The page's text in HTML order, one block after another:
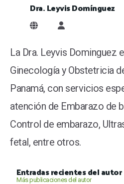
Dra. Leyvis Domínguez
Dra. Leyvis Domínguez
La Dra. Leyvis Dominguez
Ginecología y Obstetricia
Panamá, con servicios
atención de Embarazo de
Control de embarazo,
fetal, entre otros.
Entradas recientes del autor
Más publicaciones del autor